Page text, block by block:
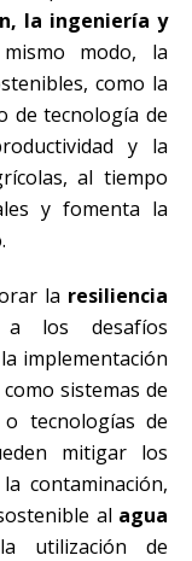
la ingeniería y
modo, la
como la
de tecnología de
y la
al tiempo
y fomenta la
la resiliencia
los desafíos
implementación
sistemas de
o tecnologías de
mitigar los
contaminación,
al agua
utilización de